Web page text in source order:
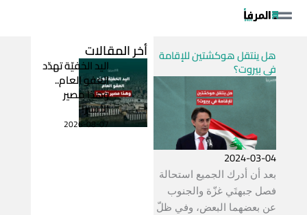
هل ينتقل هوكشتين للإقامة
في بيروت؟
2024-03-04
بعد أن أدرك الجميع استحالة
فصل جبهتَي غزّة والجنوب
عن بعضهما البعض، وفي ظلّ
أخر المقالات
اليد الخفيّة تهدّد
العفو العام..
وهذا مصير
الأسير!
2026-08-07